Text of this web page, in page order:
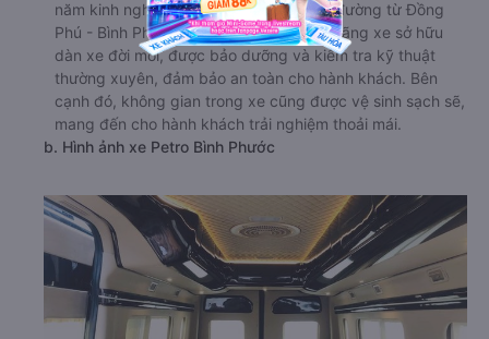
năm kinh nghiệm hoạt động trên tuyến đường từ Đồng
Phú - Bình Phước đi Quận 3 - Sài Gòn. Hãng xe sở hữu
dàn xe đời mới, được bảo dưỡng và kiểm tra kỹ thuật
thường xuyên, đảm bảo an toàn cho hành khách. Bên
cạnh đó, không gian trong xe cũng được vệ sinh sạch sẽ,
mang đến cho hành khách trải nghiệm thoải mái.
b. Hình ảnh xe Petro Bình Phước